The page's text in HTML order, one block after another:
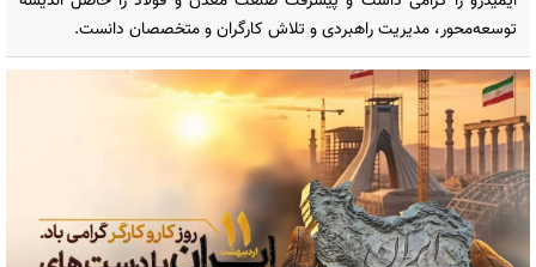
توسعه‌محور، مدیریت راهبردی و تلاش کارگران و متخصصان دانست.